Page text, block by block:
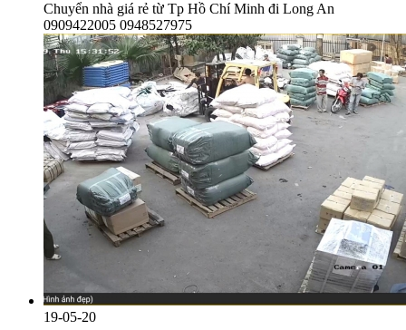
Chuyển nhà giá rẻ từ Tp Hồ Chí Minh đi Long An
0909422005 0948527975
19-05-20